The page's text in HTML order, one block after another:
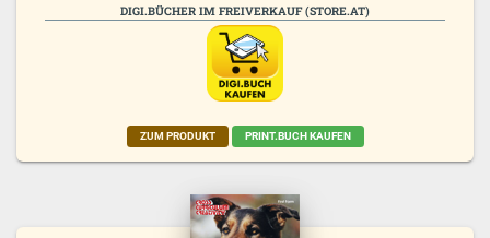
DIGI.BÜCHER IM FREIVERKAUF (STORE.AT)
ZUM PRODUKT PRINT.BUCH KAUFEN